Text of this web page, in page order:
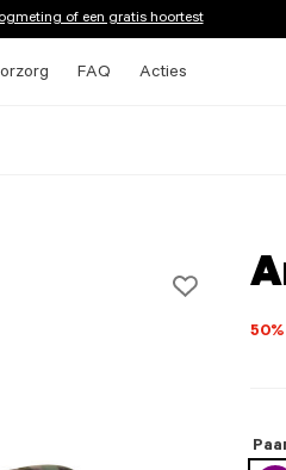
of een gratis hoortest
FAQ Acties